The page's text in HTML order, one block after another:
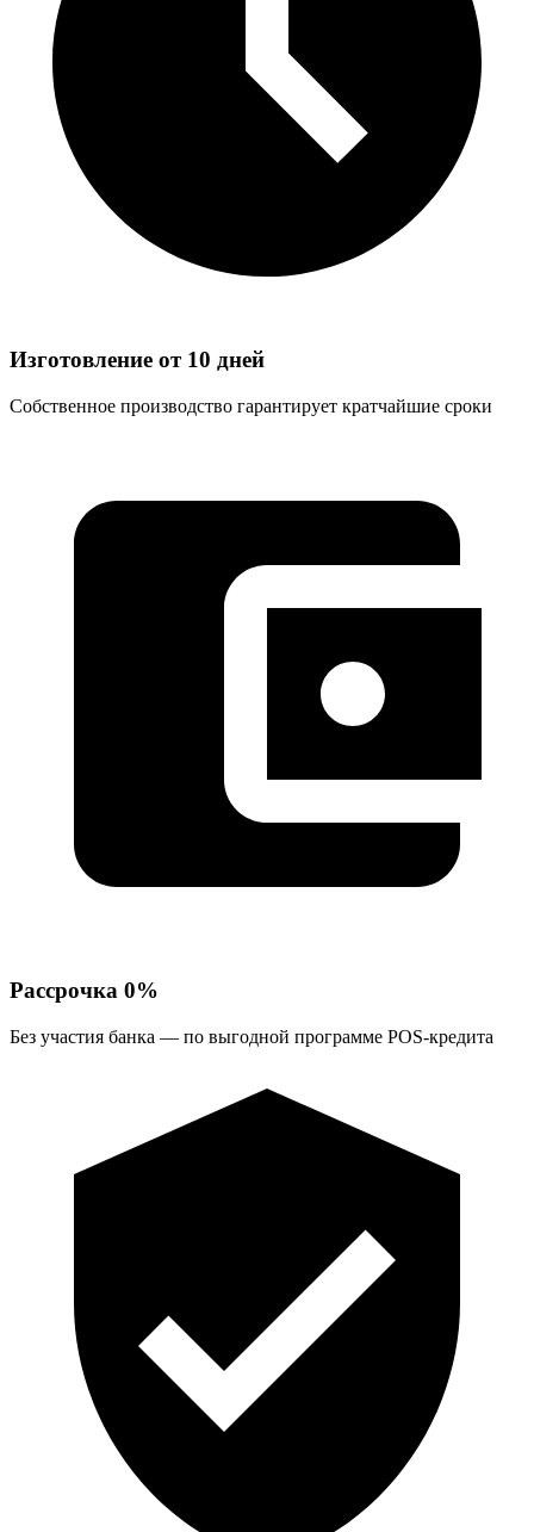
Изготовление от 10 дней
Собственное производство гарантирует кратчайшие сроки
Рассрочка 0%
Без участия банка — по выгодной программе POS-кредита